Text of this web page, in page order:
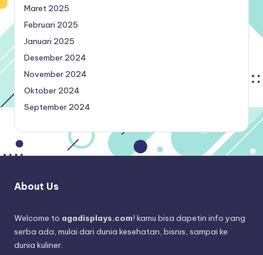
Maret 2025
Februari 2025
Januari 2025
Desember 2024
November 2024
Oktober 2024
September 2024
About Us
Welcome to agadisplays.com! kamu bisa dapetin info yang
serba ada, mulai dari dunia kesehatan, bisnis, sampai ke
dunia kuliner.